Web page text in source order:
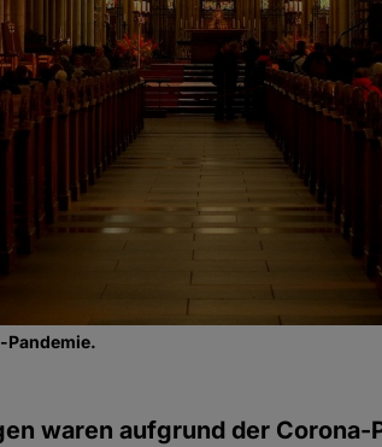
Pandemie.
waren aufgrund der Corona-